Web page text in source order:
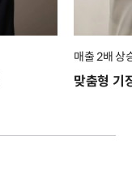
매출 2배 상
맞춤형 기